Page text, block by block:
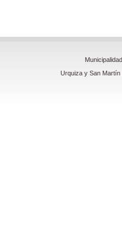
Urquiza y San Martín